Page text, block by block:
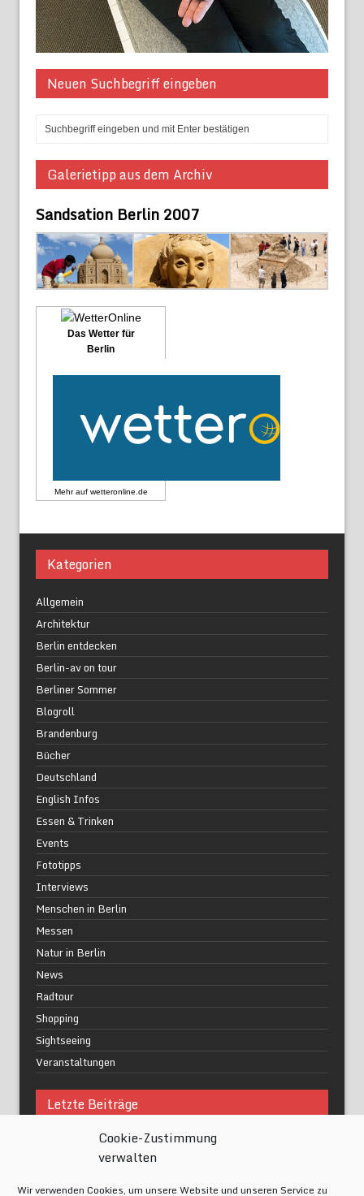
Cookie-Zustimmung
verwalten
Wir verwenden Cookies, um unsere Website und unseren Service zu
Neuen Suchbegriff eingeben
Galerietipp aus dem Archiv
Sandsation Berlin 2007
Das Wetter für
Berlin
Mehr auf wetteronline.de
Kategorien
Allgemein
Architektur
Berlin entdecken
Berlin-av on tour
Berliner Sommer
Blogroll
Brandenburg
Bücher
Deutschland
English Infos
Essen & Trinken
Events
Fototipps
Interviews
Menschen in Berlin
Messen
Natur in Berlin
News
Radtour
Shopping
Sightseeing
Veranstaltungen
Letzte Beiträge
Was macht urbane Lebensqualität wirklich aus?
Grüne Oasen in Berlin
Festival of Lights Berlin 2024